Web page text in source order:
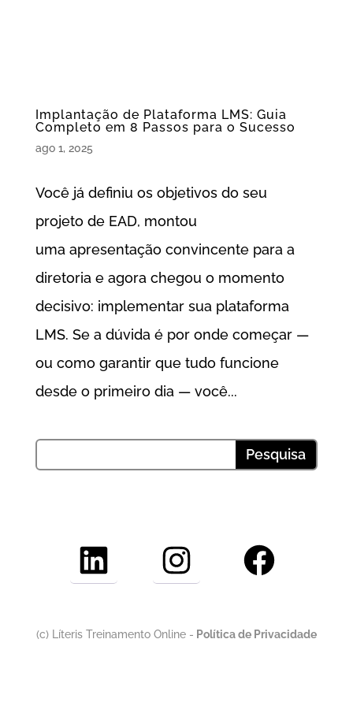
Implantação de Plataforma LMS: Guia
Completo em 8 Passos para o Sucesso
ago 1, 2025
Você já definiu os objetivos do seu
projeto de EAD, montou
uma apresentação convincente para a
diretoria e agora chegou o momento
decisivo: implementar sua plataforma
LMS. Se a dúvida é por onde começar —
ou como garantir que tudo funcione
desde o primeiro dia — você...
LinkedIn InstagramFacebook
(c) Líteris Treinamento Online - Política de Privacidade